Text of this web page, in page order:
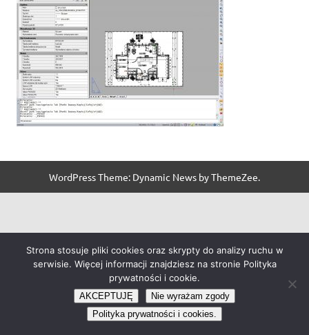
WordPress Theme: Dynamic News by ThemeZee.
Strona stosuje pliki cookies oraz skrypty do analizy ruchu w
serwisie. Więcej informacji znajdziesz na stronie Polityka
prywatności i cookie.
AKCEPTUJĘ
Nie wyrażam zgody
Polityka prywatności i cookies.